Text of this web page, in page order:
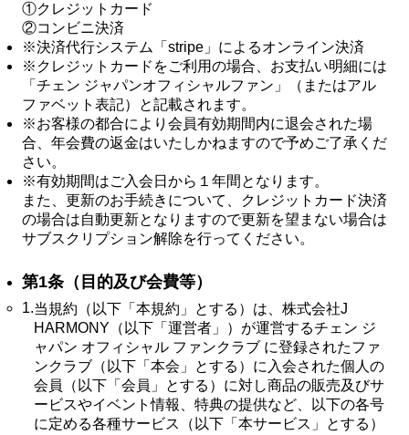
CONTENTS
コンテンツ
MEMBERSHIP
会員特典
FANCLUB
ファンクラブ
FC NEWS
FCニュース
GALLERY
ギャラリー
ビデオ
MEMBERSHIP CARD
メンバシップカード
CONTACT
お問い合わせ
①クレジットカード
②コンビニ決済
※決済代行システム「stripe」によるオンライン決済
※ クレジットカードをご利用の場合、お支払い明細には
「チェン ジャパンオフィシャルファン」（またはアル
ファベット表記）と記載されます。
※お客様の都合により会員有効期間内に退会された場
合、年会費の返金はいたしかねますので予めご了承くだ
さい。
※有効期間はご入会日から１年間となります。
また、更新のお手続きについて、クレジットカード決済
の場合は自動更新となりますので更新を望まない場合は
サブスクリプション解除を行ってください。
第1条（目的及び会費等）
1.当規約（以下「本規約」とする）は、株式会社J
HARMONY（以下「運営者」）が運営するチェン ジ
ャパン オフィシャル ファンクラブ に登録されたファ
ンクラブ（以下「本会」とする）に入会された個人の
会員（以下「会員」とする）に対し商品の販売及びサ
ービスやイベント情報、特典の提供など、以下の各号
に定める各種サービス（以下「本サービス」とする）